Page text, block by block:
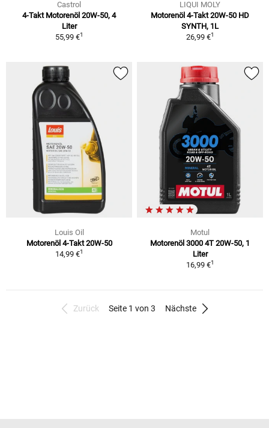
Castrol
4-Takt Motorenöl 20W-50, 4
Liter
55,99 €1
LIQUI MOLY
Motorenöl 4-Takt 20W-50 HD
SYNTH, 1L
26,99 €1
Louis Oil
Motorenöl 4-Takt 20W-50
14,99 €1
Motul
Motorenöl 3000 4T 20W-50, 1
Liter
16,99 €1
Zurück Seite 1 von 3 Nächste